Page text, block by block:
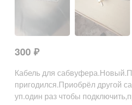
300 ₽
Кабель для
пригодился.Приобрёл другой
уп.один раз чтобы